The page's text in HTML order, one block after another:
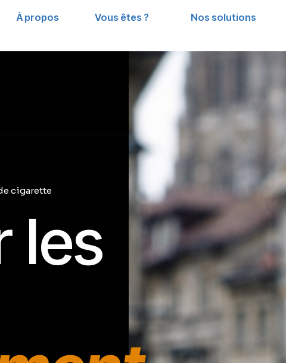
À propos Vous êtes ? Nos solutions
cigarette
les